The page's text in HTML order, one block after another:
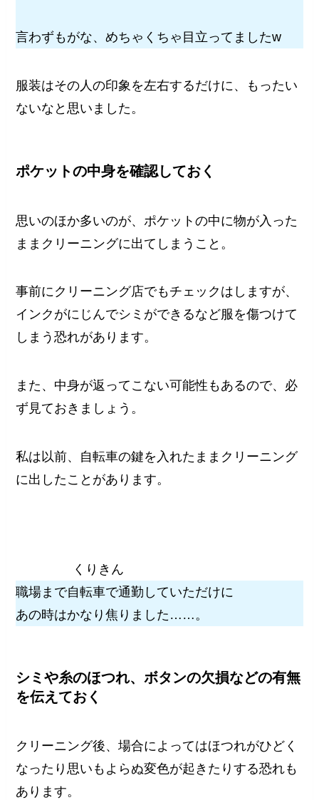
言わずもがな、めちゃくちゃ目立ってましたw
服装はその人の印象を左右するだけに、もったい
ないなと思いました。
ポケットの中身を確認しておく
思いのほか多いのが、ポケットの中に物が入った
ままクリーニングに出てしまうこと。
事前にクリーニング店でもチェックはしますが、
インクがにじんでシミができるなど服を傷つけて
しまう恐れがあります。
また、中身が返ってこない可能性もあるので、必
ず見ておきましょう。
私は以前、自転車の鍵を入れたままクリーニング
に出したことがあります。
くりきん
職場まで自転車で通勤していただけに
あの時はかなり焦りました……。
シミや糸のほつれ、ボタンの欠損などの有無
を伝えておく
クリーニング後、場合によってはほつれがひどく
なったり思いもよらぬ変色が起きたりする恐れも
あります。